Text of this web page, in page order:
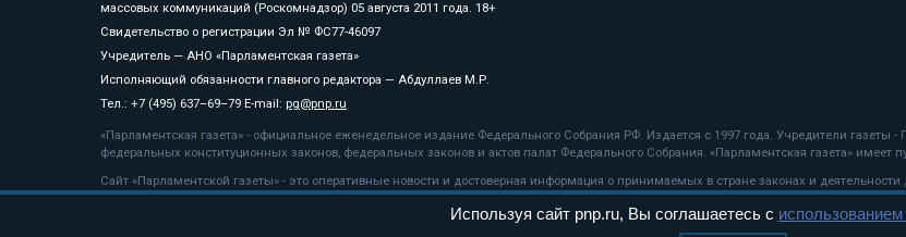
массовых коммуникаций (Роскомнадзор) 05 августа 2011 года. 18+
Свидетельство о регистрации Эл № ФС77-46097
Учредитель — АНО «Парламентская газета»
Исполняющий обязанности главного редактора — Абдуллаев М.Р.
Тел.: +7 (495) 637–69–79 E-mail: pg@pnp.ru
«Парламентская газета» - официальное еженедельное издание Федерального Собрания РФ. Издается с 1997 года. Учредители
федеральных конституционных законов, федеральных законов и актов палат Федерального Собрания. «Парламентская газета» имеет
Сайт «Парламентской газеты» - это оперативные новости и достоверная информация о принимаемых в стране законах и
«Парламентской газеты» активная ссылка на pnp.ru обязательна.
рекомендательные технологии
Используя сайт pnp.ru, Вы соглашаетесь с